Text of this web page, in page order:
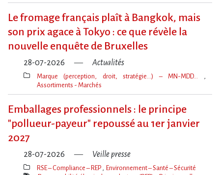
Thèmes(s)
Le fromage français plaît à Bangkok, mais
son prix agace à Tokyo : ce que révèle la
nouvelle enquête de Bruxelles
28-07-2026 Actualités
Thèmes(s)
Marque (perception, droit, stratégie…) – MN-MDD…
Assortiments - Marchés
Emballages professionnels : le principe
"pollueur-payeur" repoussé au 1er janvier
2027
28-07-2026 Veille presse
RSE – Compliance – REP Environnement – Santé – Sécurité